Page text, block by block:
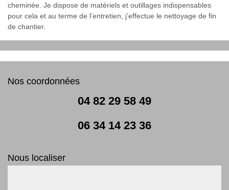
cheminée. Je dispose de matériels et outillages indispensables
pour cela et au terme de l’entretien, j’effectue le nettoyage de fin
de chantier.
Nos coordonnées
04 82 29 58 49
06 34 14 23 36
Nous localiser